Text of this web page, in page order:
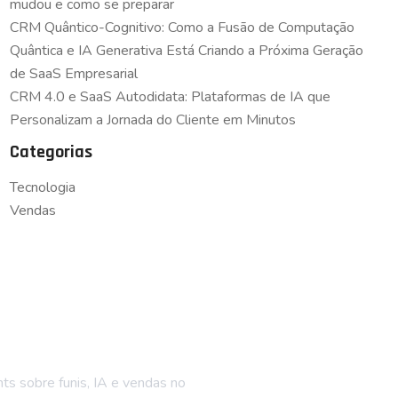
mudou e como se preparar
CRM Quântico-Cognitivo: Como a Fusão de Computação
Quântica e IA Generativa Está Criando a Próxima Geração
de SaaS Empresarial
CRM 4.0 e SaaS Autodidata: Plataformas de IA que
Personalizam a Jornada do Cliente em Minutos
Categorias
Tecnologia
Vendas
sobre funis, IA e vendas no